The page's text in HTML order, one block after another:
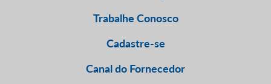
Trabalhe Conosco
Cadastre-se
Canal do Fornecedor